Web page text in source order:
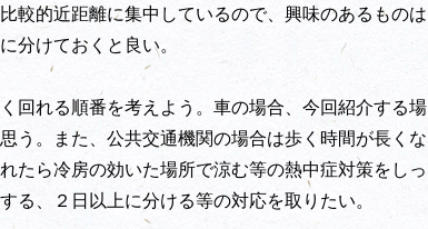
較的近距離に集中しているので、興味のあるものは
分けておくと良い。
回れる順番を考えよう。車の場合、今回紹介する場
う。また、公共交通機関の場合は歩く時間が長くな
たら冷房の効いた場所で涼む等の熱中症対策をしっ
、２日以上に分ける等の対応を取りたい。